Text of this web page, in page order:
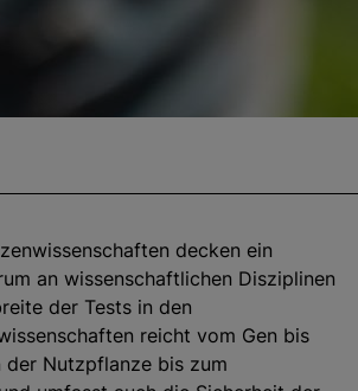
decken ein
an wissenschaftlichen Disziplinen
der Tests in den
reicht vom Gen bis
der Nutzpflanze bis zum